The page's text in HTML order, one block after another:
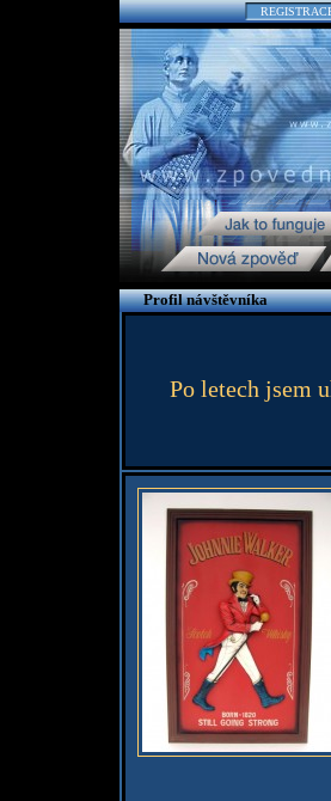
Profil návštěvníka
Po letech jsem